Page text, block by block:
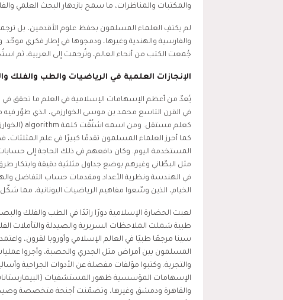
والمكتبات والمناظرات، ما سمح بازدهار البحث العلمي
لم يكتفِ العلماء المسلمون بحفظ علوم الأقدمين، بل
والفارسية والهندية وغيرها، ودمجوها في إطار فكري
جُمعت الكتب من أنحاء العالم، وتُرجمت إلى العربية، ثم
الإنجازات العلمية في الرياضيات والطب والفلك
يُعدّ من أعظم الإسهامات الإسلامية في العلم ما تحقق في
في القرن التاسع محمد بن موسى الخوارزمي، الذي طوّر
كعلم مستقل. ومن اسمه اشتُقّت كلمة algorithm
كما أحرز العلماء المسلمون تقدمًا كبيرًا في علم
المستخدمة اليوم. وكان دافعهم في ذلك الحاجة إلى
مثل البطّاني وغيرهم بوضع جداول مثلثية دقيقة وابتكار
في الهندسة ونظرية الأعداد ومقدمات حساب التفاضل
الخيام، الذين وسّعوا مفاهيم الرياضيات اليونانية، مما
لعبت الحضارة الإسلامية دورًا رائدًا في الطب والفلك
طبية شملت الملاحظات السريرية والصيدلة والتأملات
سينا مرجعًا طبيًا في العالم الإسلامي وأوروبا لقرون،
المسلمون بين أمراض مثل الجدري والحصبة، وأجروا
والتجربة. وكتبوا مؤلفات مفصلة عن الأدوات الجراحية
الإسهامات المؤسسية ظهور المستشفيات
والقاهرة ودمشق وغيرها، وتضمّنت أجنحة متخصصة